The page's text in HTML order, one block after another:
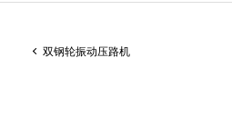
双钢轮振动压路机